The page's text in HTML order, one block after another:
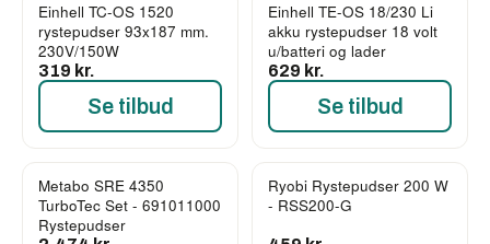
Einhell TC-OS 1520
rystepudser 93x187 mm.
230V/150W
319 kr.
Se tilbud
Einhell TE-OS 18/230 Li
akku rystepudser 18 volt
u/batteri og lader
629 kr.
Se tilbud
Metabo SRE 4350
TurboTec Set - 691011000
Rystepudser
Ryobi Rystepudser 200 W
- RSS200-G